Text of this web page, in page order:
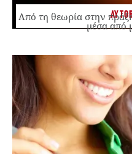
Από τη θεωρία στην
μέσα από